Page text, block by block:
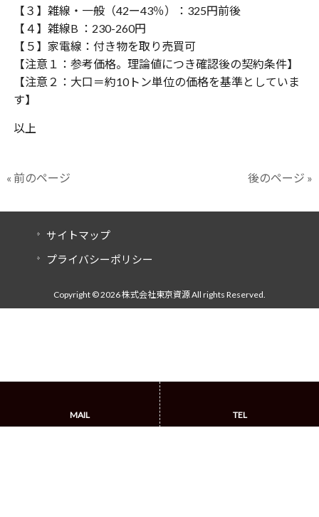
【３】雑線・一般（42ー43％）：325円前後
【４】雑線B ：230-260円
【５】家電線：付き物を取り売買可
【注意１：参考価格。理論値につき確認後の契約条件】
【注意２：大口＝約10トン単位の価格を基準としていま
す】
以上
« 前のページ 後のページ »
サイトマップ
プライバシーポリシー
Copyright © 2026 株式会社東京資源 All rights Reserved.
MAIL TEL